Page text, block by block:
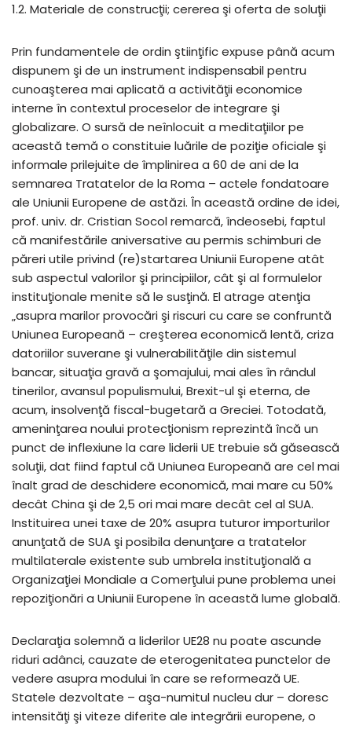
1.2. Materiale de construcţii; cererea şi oferta de soluţii
Prin fundamentele de ordin ştiinţific expuse până acum
dispunem şi de un instrument indispensabil pentru
cunoaşterea mai aplicată a activităţii economice
interne în contextul proceselor de integrare şi
globalizare. O sursă de neînlocuit a meditaţiilor pe
această temă o constituie luările de poziţie oficiale şi
informale prilejuite de împlinirea a 60 de ani de la
semnarea Tratatelor de la Roma – actele fondatoare
ale Uniunii Europene de astăzi. În această ordine de idei,
prof. univ. dr. Cristian Socol remarcă, îndeosebi, faptul
că manifestările aniversative au permis schimburi de
păreri utile privind (re)startarea Uniunii Europene atât
sub aspectul valorilor şi principiilor, cât şi al formulelor
instituţionale menite să le susţină. El atrage atenţia
„asupra marilor provocări şi riscuri cu care se confruntă
Uniunea Europeană – creşterea economică lentă, criza
datoriilor suverane şi vulnerabilităţile din sistemul
bancar, situaţia gravă a şomajului, mai ales în rândul
tinerilor, avansul populismului, Brexit-ul şi eterna, de
acum, insolvenţă fiscal-bugetară a Greciei. Totodată,
ameninţarea noului protecţionism reprezintă încă un
punct de inflexiune la care liderii UE trebuie să găsească
soluţii, dat fiind faptul că Uniunea Europeană are cel mai
înalt grad de deschidere economică, mai mare cu 50%
decât China şi de 2,5 ori mai mare decât cel al SUA.
Instituirea unei taxe de 20% asupra tuturor importurilor
anunţată de SUA şi posibila denunţare a tratatelor
multilaterale existente sub umbrela instituţională a
Organizaţiei Mondiale a Comerţului pune problema unei
repoziţionări a Uniunii Europene în această lume globală.
Declaraţia solemnă a liderilor UE28 nu poate ascunde
riduri adânci, cauzate de eterogenitatea punctelor de
vedere asupra modului în care se reformează UE.
Statele dezvoltate – aşa-numitul nucleu dur – doresc
intensităţi şi viteze diferite ale integrării europene, o